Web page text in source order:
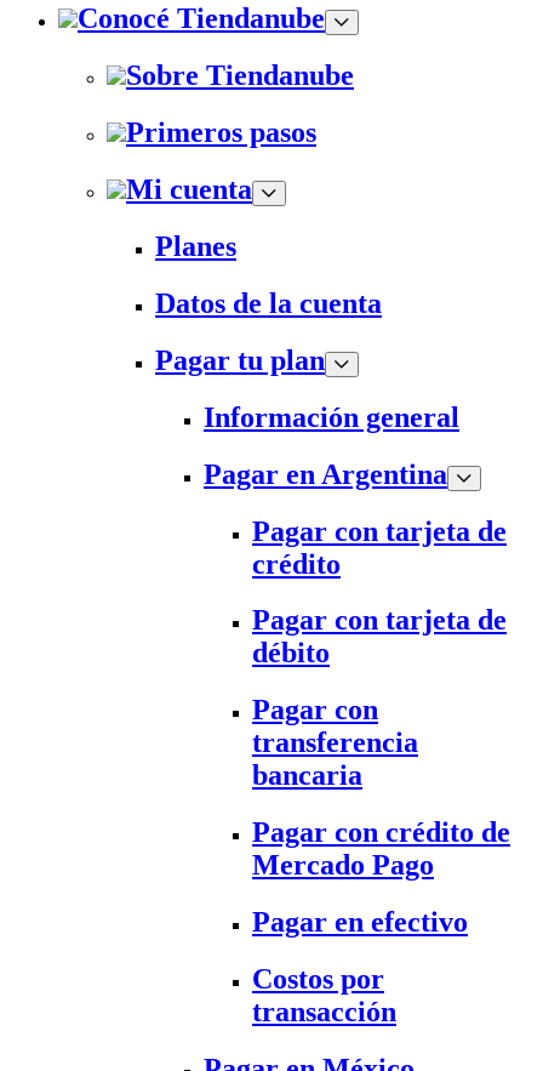
Conocé Tiendanube
Sobre Tiendanube
Primeros pasos
Mi cuenta
Planes
Datos de la cuenta
Pagar tu plan
Información general
Pagar en Argentina
Pagar con tarjeta de
crédito
Pagar con tarjeta de
débito
Pagar con
transferencia
bancaria
Pagar con crédito de
Mercado Pago
Pagar en efectivo
Costos por
transacción